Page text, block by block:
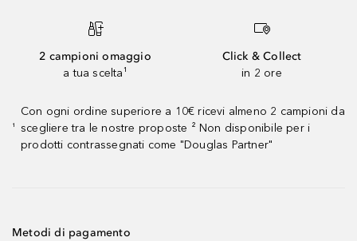
2 campioni omaggio
a tua scelta¹
Click & Collect
in 2 ore
¹
Con ogni ordine superiore a 10€ ricevi almeno 2 campioni da
scegliere tra le nostre proposte ² Non disponibile per i
prodotti contrassegnati come "Douglas Partner"
Metodi di pagamento